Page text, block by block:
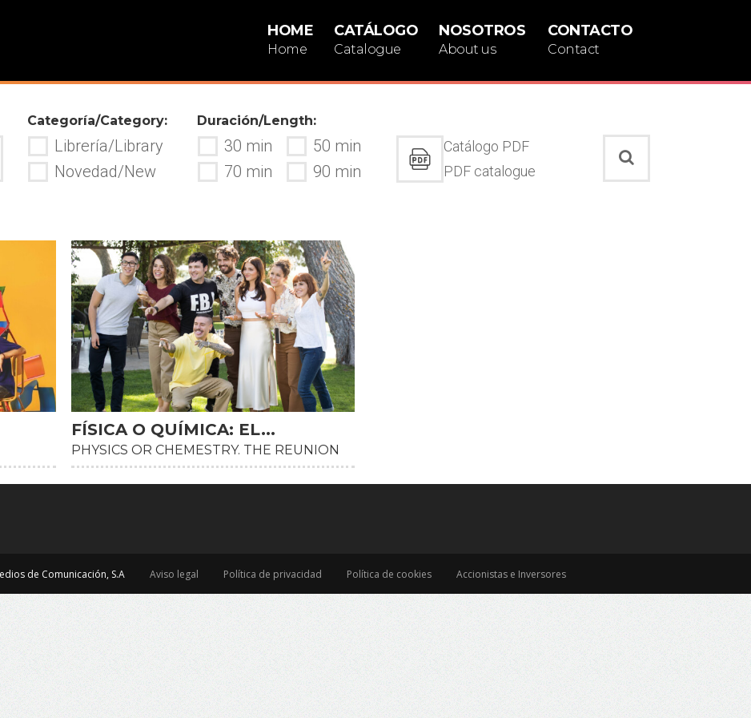
HOME
Home
CATÁLOGO
Catalogue
NOSOTROS
About us
CONTACTO
Contact
Categoría/Category:
Librería/Library
Novedad/New
Duración/Length:
30 min
50 min
70 min
90 min
Catálogo PDF
PDF catalogue
HD
FÍSICA O QUÍMICA: EL...
PHYSICS OR CHEMESTRY. THE REUNION
de Comunicación, S.A Aviso legal Política de privacidad Política de cookies
Accionistas e Inversores